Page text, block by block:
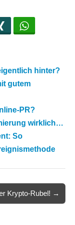
hinter?
gutem
PR?
wirklich…
So
Krypto-Rubel! →